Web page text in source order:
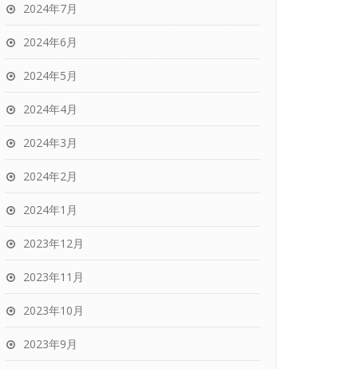
2024年7月
2024年6月
2024年5月
2024年4月
2024年3月
2024年2月
2024年1月
2023年12月
2023年11月
2023年10月
2023年9月